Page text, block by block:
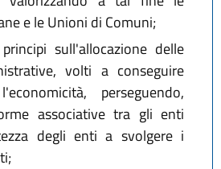
e le Unioni di Comuni;
sull'allocazione delle
volti a conseguire
perseguendo,
associative tra gli enti
degli enti a svolgere i